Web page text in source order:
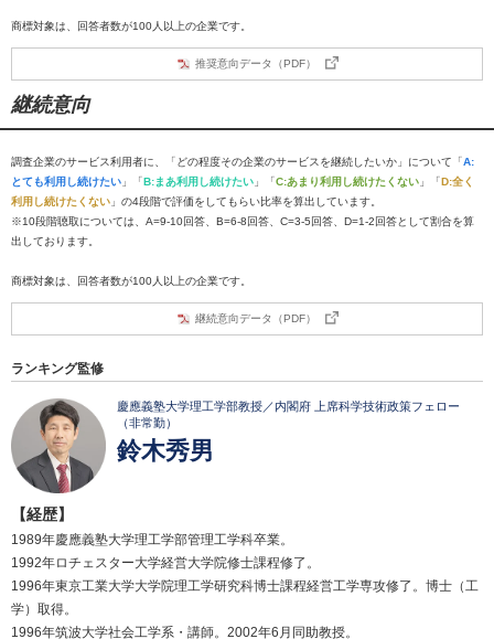
商標対象は、回答者数が100人以上の企業です。
推奨意向データ（PDF）
継続意向
調査企業のサービス利用者に、「どの程度その企業のサービスを継続したいか」について「A:
とても利用し続けたい 」「B:まあ利用し続けたい 」「C:あまり利用し続けたくない 」「D:全く
利用し続けたくない 」の4段階で評価をしてもらい比率を算出しています。
※10段階聴取については、A=9-10回答、B=6-8回答、C=3-5回答、D=1-2回答として割合を算
出しております。
商標対象は、回答者数が100人以上の企業です。
継続意向データ（PDF）
ランキング監修
慶應義塾大学理工学部教授／内閣府 上席科学技術政策フェロー
（非常勤）
鈴木秀男
【経歴】
1989年慶應義塾大学理工学部管理工学科卒業。
1992年ロチェスター大学経営大学院修士課程修了。
1996年東京工業大学大学院理工学研究科博士課程経営工学専攻修了。博士（工
学）取得。
1996年筑波大学社会工学系・講師。2002年6月同助教授。